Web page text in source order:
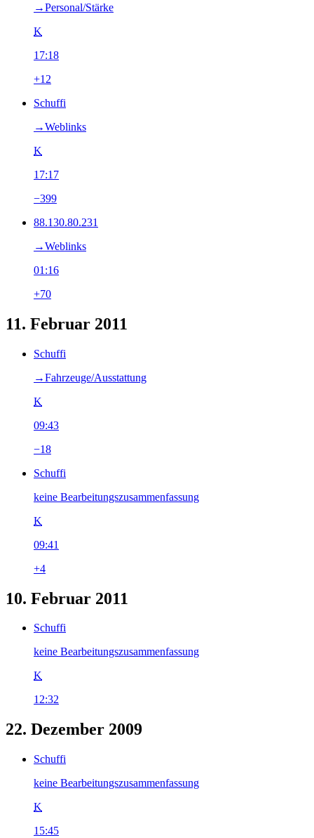
→‎Personal/Stärke
K
17:18
+12
Schuffi
→‎Weblinks
K
17:17
−399
88.130.80.231
→‎Weblinks
01:16
+70
11. Februar 2011
Schuffi
→‎Fahrzeuge/Ausstattung
K
09:43
−18
Schuffi
keine Bearbeitungszusammenfassung
K
09:41
+4
10. Februar 2011
Schuffi
keine Bearbeitungszusammenfassung
K
12:32
22. Dezember 2009
Schuffi
keine Bearbeitungszusammenfassung
K
15:45